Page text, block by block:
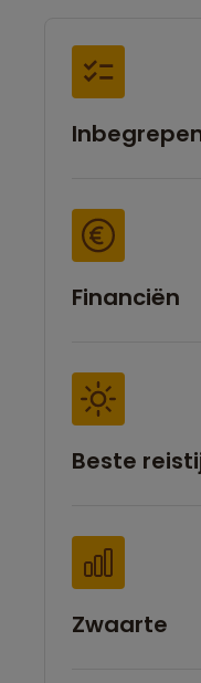
Financiën
Beste
Zwaarte